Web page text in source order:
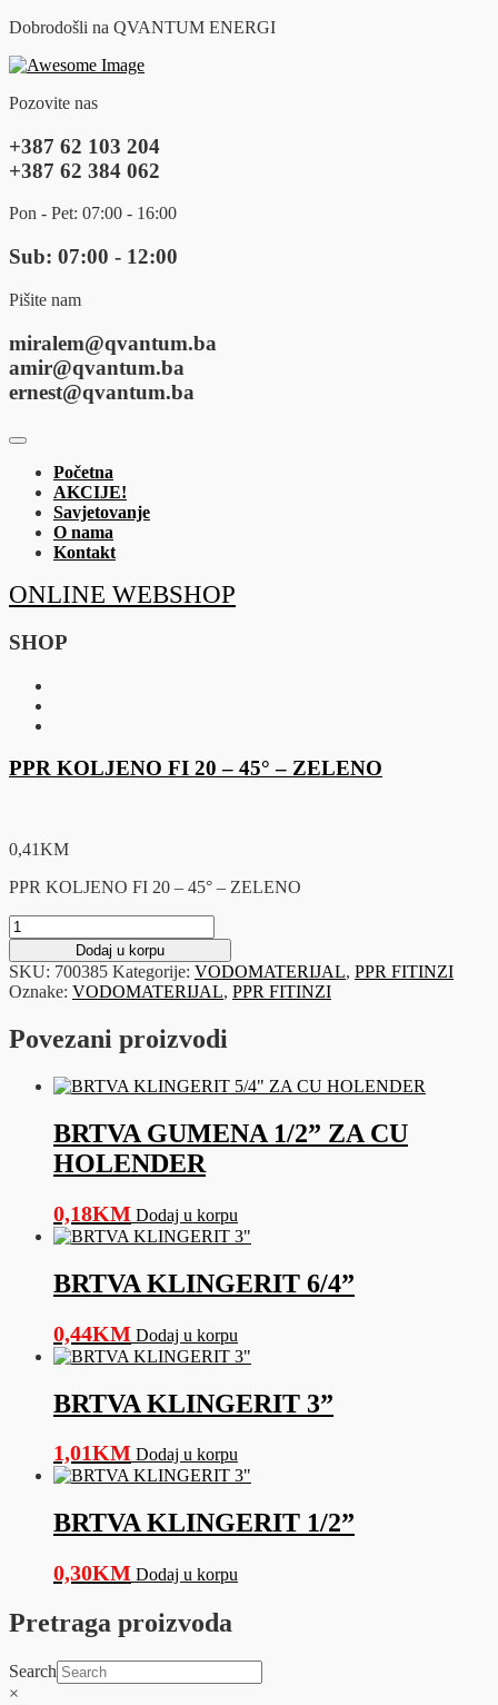
Dobrodošli na QVANTUM ENERGI
Pozovite nas
+387 62 103 204
+387 62 384 062
Pon - Pet: 07:00 - 16:00
Sub: 07:00 - 12:00
Pišite nam
miralem@qvantum.ba
amir@qvantum.ba
ernest@qvantum.ba
Početna
AKCIJE!
Savjetovanje
O nama
Kontakt
ONLINE WEBSHOP
SHOP
PPR KOLJENO FI 20 – 45° – ZELENO
0,41KM
PPR KOLJENO FI 20 – 45° – ZELENO
PPR
KOLJENO
FI
20
-
-
količina
Dodaj u korpu
SKU: 700385 Kategorije: VODOMATERIJAL, PPR FITINZI
Oznake: VODOMATERIJAL, PPR FITINZI
Povezani proizvodi
BRTVA GUMENA 1/2” ZA CU
HOLENDER
0,18KM Dodaj u korpu
BRTVA KLINGERIT 6/4”
0,44KM Dodaj u korpu
BRTVA KLINGERIT 3”
1,01KM Dodaj u korpu
BRTVA KLINGERIT 1/2”
0,30KM Dodaj u korpu
Pretraga proizvoda
Search
×